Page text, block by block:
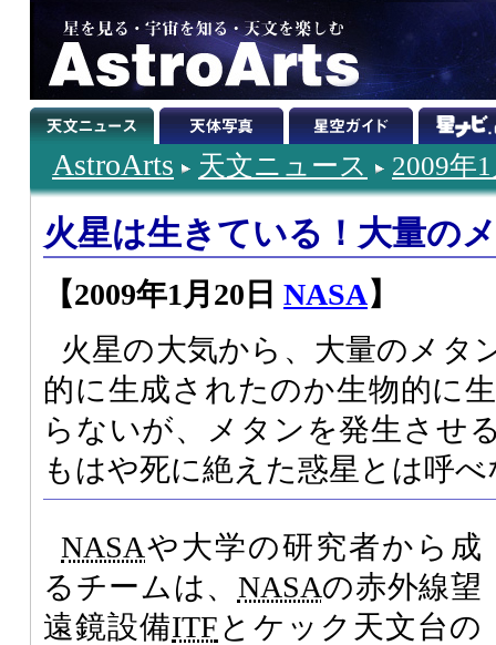
AstroArts 天文ニュース 2009年
火星は生きている！大量の
【2009年1月20日 NASA】
火星の大気から、大量のメタ
的に生成されたのか生物的に
らないが、メタンを発生させ
もはや死に絶えた惑星とは呼
NASAや大学の研究者から成
るチームは、 NASAの赤外線望
遠鏡設備ITF とケック天文台の